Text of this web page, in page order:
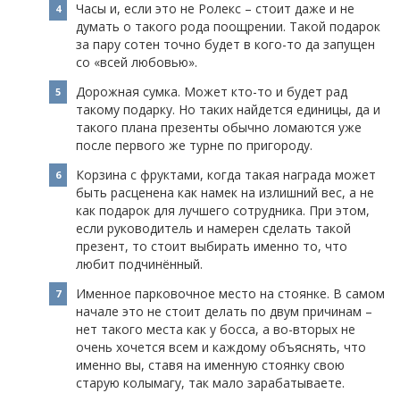
Часы и, если это не Ролекс – стоит даже и не
думать о такого рода поощрении. Такой подарок
за пару сотен точно будет в кого-то да запущен
со «всей любовью».
Дорожная сумка. Может кто-то и будет рад
такому подарку. Но таких найдется единицы, да и
такого плана презенты обычно ломаются уже
после первого же турне по пригороду.
Корзина с фруктами, когда такая награда может
быть расценена как намек на излишний вес, а не
как подарок для лучшего сотрудника. При этом,
если руководитель и намерен сделать такой
презент, то стоит выбирать именно то, что
любит подчинённый.
Именное парковочное место на стоянке. В самом
начале это не стоит делать по двум причинам –
нет такого места как у босса, а во-вторых не
очень хочется всем и каждому объяснять, что
именно вы, ставя на именную стоянку свою
старую колымагу, так мало зарабатываете.